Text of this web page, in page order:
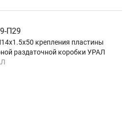
П29
крепления пластины
раздаточной коробки УРАЛ